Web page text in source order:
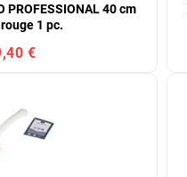
PROFESSIONAL 40 cm
1 pc.
€